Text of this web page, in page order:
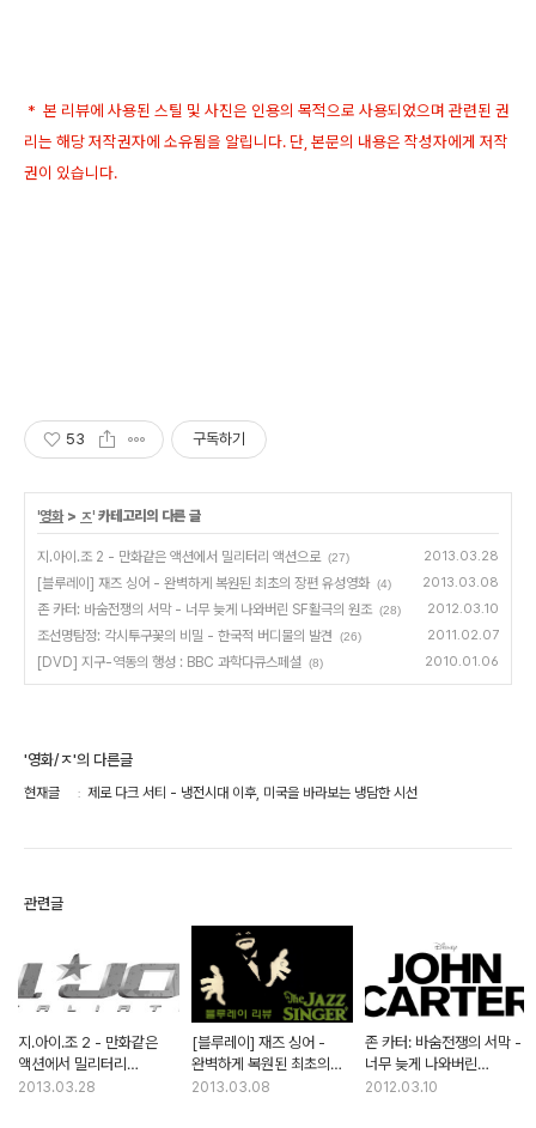
* 본 리뷰에 사용된 스틸 및 사진은 인용의 목적으로 사용되었으며 관련된 권
리는 해당 저작권자에 소유됨을 알립니다. 단, 본문의 내용은 작성자에게 저작
권이 있습니다.
53 구독하기
'영화> ㅈ' 카테고리의 다른 글
지.아이.조 2 - 만화같은 액션에서 밀리터리 액션으로 (27) 2013.03.28
[블루레이] 재즈 싱어 - 완벽하게 복원된 최초의 장편 유성영화 (4) 2013.03.08
존 카터: 바숨전쟁의 서막 - 너무 늦게 나와버린 SF활극의 원조 (28) 2012.03.10
조선명탐정: 각시투구꽃의 비밀 - 한국적 버디물의 발견 (26) 2011.02.07
[DVD] 지구-역동의 행성 : BBC 과학다큐스페셜 (8) 2010.01.06
'영화/ㅈ'의 다른글
현재글 제로 다크 서티 - 냉전시대 이후, 미국을 바라보는 냉담한 시선
관련글
지.아이.조 2 - 만화같은
액션에서 밀리터리
액션으로
2013.03.28
[블루레이] 재즈 싱어 -
완벽하게 복원된 최초의
장편 유성영화
2013.03.08
존 카터: 바숨전쟁의 서막 -
너무 늦게 나와버린
SF활극의 원조
2012.03.10